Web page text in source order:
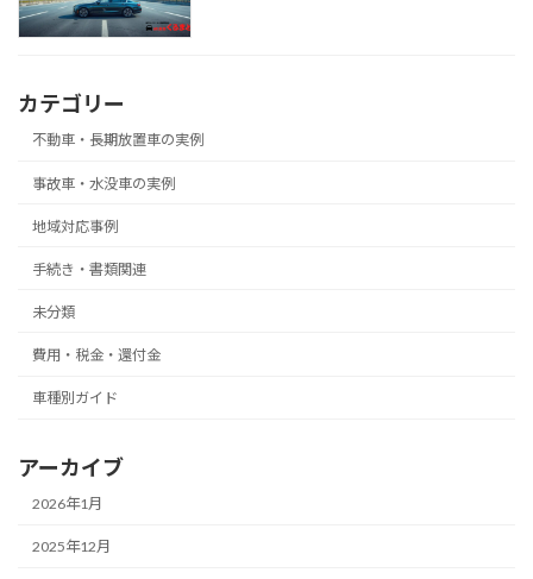
カテゴリー
不動車・長期放置車の実例
事故車・水没車の実例
地域対応事例
手続き・書類関連
未分類
費用・税金・還付金
車種別ガイド
アーカイブ
2026年1月
2025年12月